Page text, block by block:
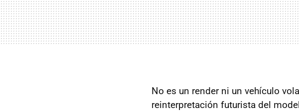
No es un render ni un vehículo
reinterpretación futurista del